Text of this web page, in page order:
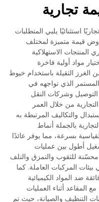
تجارية
استثنائيًا يلبي المتطلبات
قيمة متميزة لمختلف
المنتجات الاستهلاكية
مواد أولية فاخرة
الثقيلة باستخدام خيوط
الذي تواجهه في
التوصيل وشركات النقل
من خلال العمر
والتكاليف المرتبطة به
بالجملة أنماط
بسرعة، مما يوفر عائدًا
أطول بين عمليات
للثقوب والتمزق والتلف
المركبات العاملة. كما
ضد المواد الكيميائية
المقاعد أثناء العمليات
التنظيف والصيانة، حيث تم